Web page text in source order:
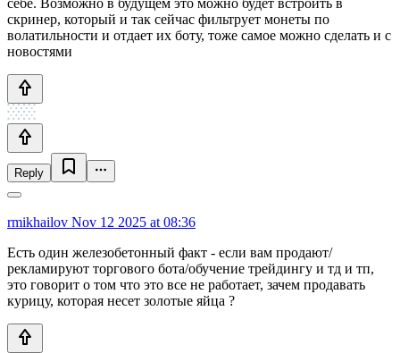
скринер, который и так сейчас фильтрует монеты по
волатильности и отдает их боту, тоже самое можно сделать и с
новостями
Reply
rmikhailov Nov 12 2025 at 08:36
Есть один железобетонный факт - если вам продают/
рекламируют торгового бота/обучение трейдингу и тд и тп,
это говорит о том что это все не работает, зачем продавать
курицу, которая несет золотые яйца ?